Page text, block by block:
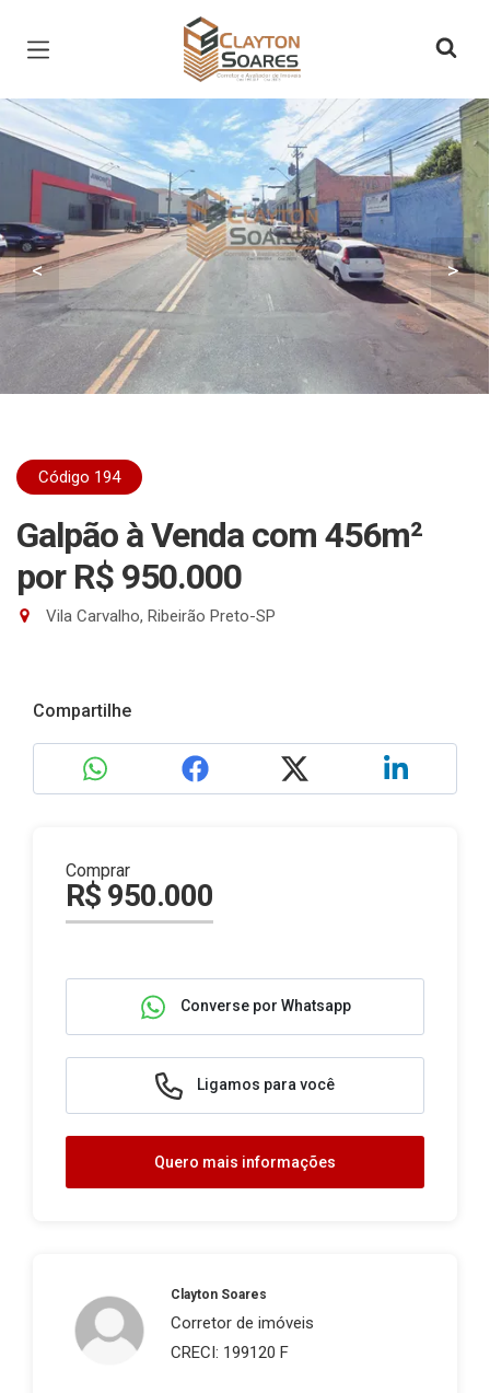
Página inicial
< >
Código 194
Galpão à Venda com 456m²
por R$ 950.000
Vila Carvalho, Ribeirão Preto-SP
Compartilhe
Comprar
R$ 950.000
Converse por Whatsapp
Ligamos para você
Quero mais informações
Clayton Soares
Corretor de imóveis
CRECI: 199120 F